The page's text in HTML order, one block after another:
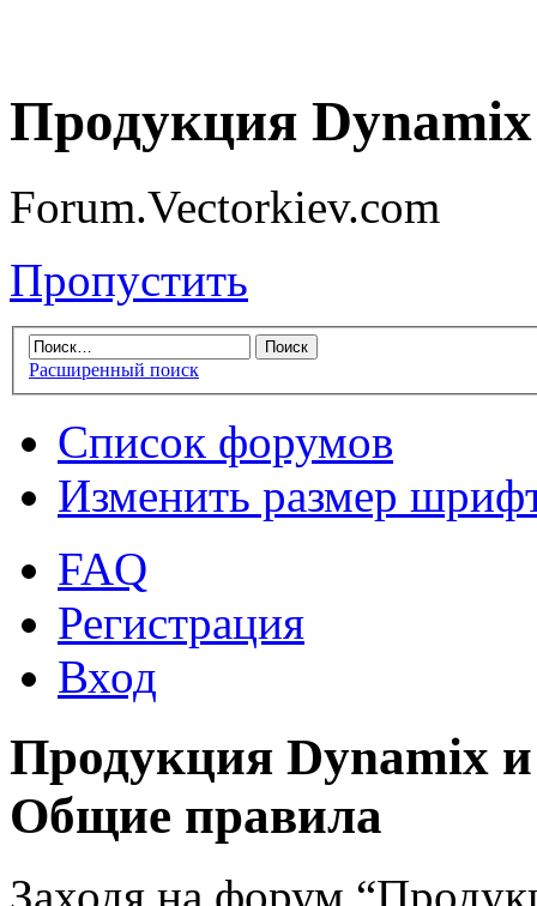
Продукция
Forum.Vectorkiev.com
Пропустить
Расширенный поиск
Список форумов
Изменить размер
FAQ
Регистрация
Вход
Продукция Dynamix
Общие правила